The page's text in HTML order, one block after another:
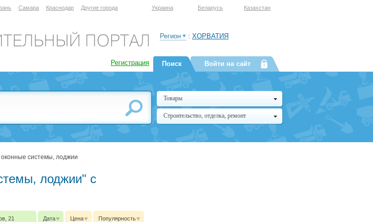
Самара Краснодар Другие города Украина Беларусь Казахстан
Регистрация
Регион : ХОРВАТИЯ
Поиск Войти на сайт
Товары
Строительство, отделка, ремонт
оконные системы, лоджии
лоджии" с
21 Дата Цена Популярность